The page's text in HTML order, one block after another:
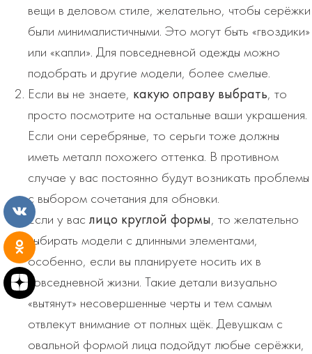
вещи в деловом стиле, желательно, чтобы серёжки
были минималистичными. Это могут быть «гвоздики»
или «капли». Для повседневной одежды можно
подобрать и другие модели, более смелые.
Если вы не знаете, какую оправу выбрать, то
просто посмотрите на остальные ваши украшения.
Если они серебряные, то серьги тоже должны
иметь металл похожего оттенка. В противном
случае у вас постоянно будут возникать проблемы
с выбором сочетания для обновки.
Если у вас лицо круглой формы, то желательно
выбирать модели с длинными элементами,
особенно, если вы планируете носить их в
повседневной жизни. Такие детали визуально
«вытянут» несовершенные черты и тем самым
отвлекут внимание от полных щёк. Девушкам с
овальной формой лица подойдут любые серёжки,